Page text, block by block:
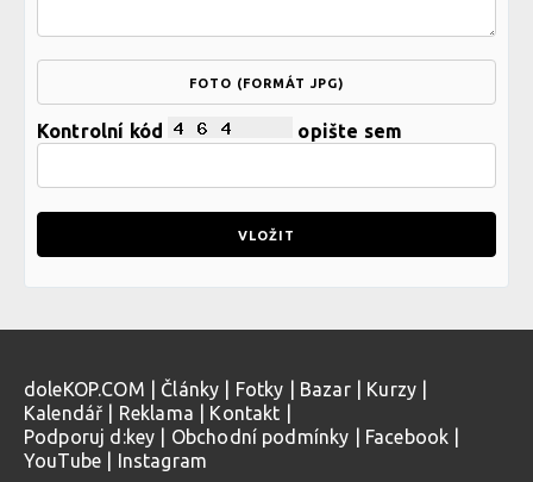
FOTO (FORMÁT JPG)
Kontrolní kód opište sem
doleKOP.COM Články Fotky Bazar| Kurzy
Kalendář
Reklama Kontakt
Podporuj d:key
Obchodní podmínky Facebook
YouTube
Instagram